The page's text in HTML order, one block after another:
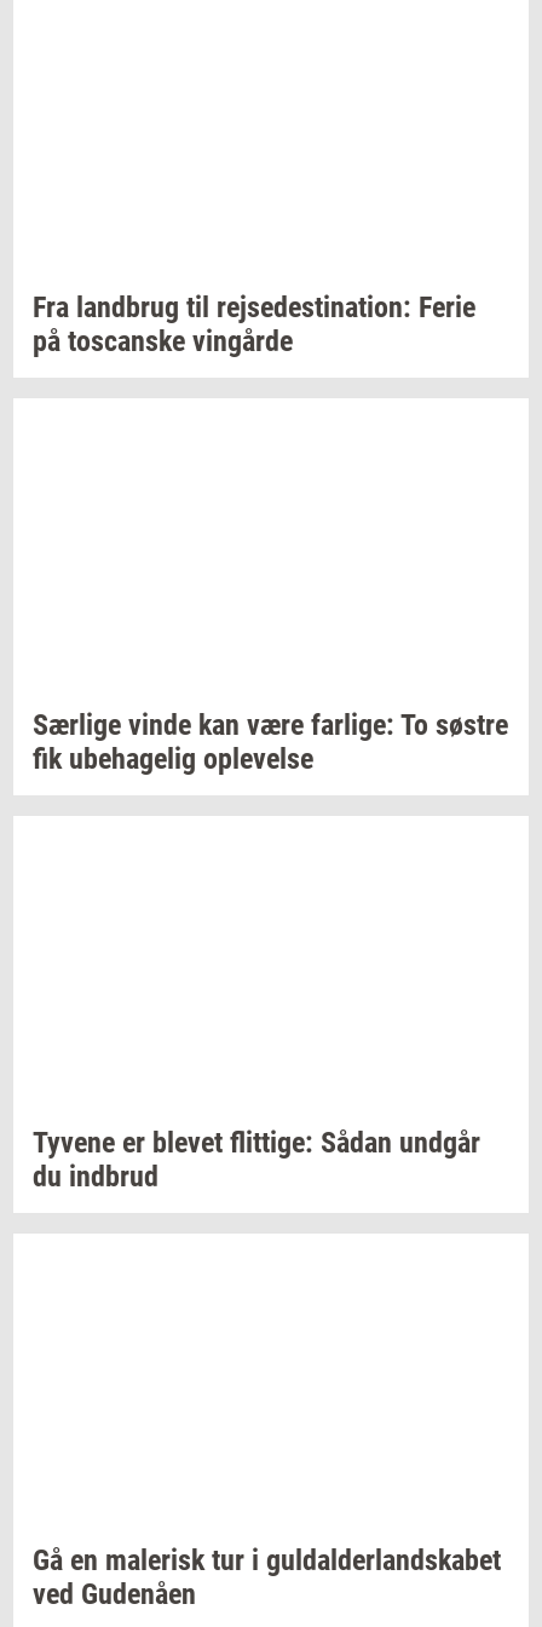
Fra land­brug til rej­se­desti­na­tion: Ferie
på toscan­ske vin­går­de
Sær­li­ge vinde kan være far­li­ge: To sø­stre
fik ube­ha­ge­lig op­le­vel­se
Ty­ve­ne er ble­vet flit­ti­ge: Sådan und­går
du ind­brud
Gå en ma­le­risktur i gul­dal­der­land­ska­bet
ved Gu­denå­en